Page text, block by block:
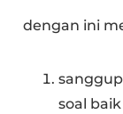
dengan ini
soal